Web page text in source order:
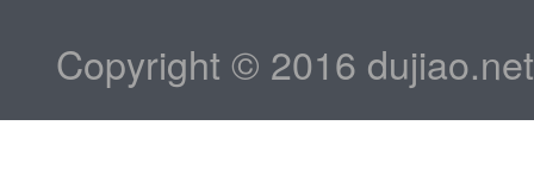
Copyright © 2016